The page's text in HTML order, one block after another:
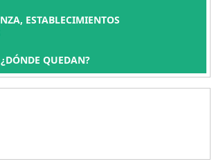
ESTABLECIMIENTOS
QUEDAN?